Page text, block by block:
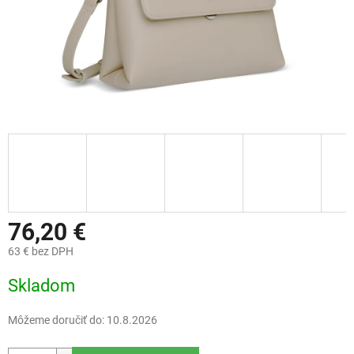
76,20 €
63 € bez DPH
cena:
Skladom
Môžeme doručiť do: 10.8.2026